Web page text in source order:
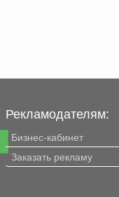
Рекламодателям:
Бизнес-кабинет
Заказать рекламу